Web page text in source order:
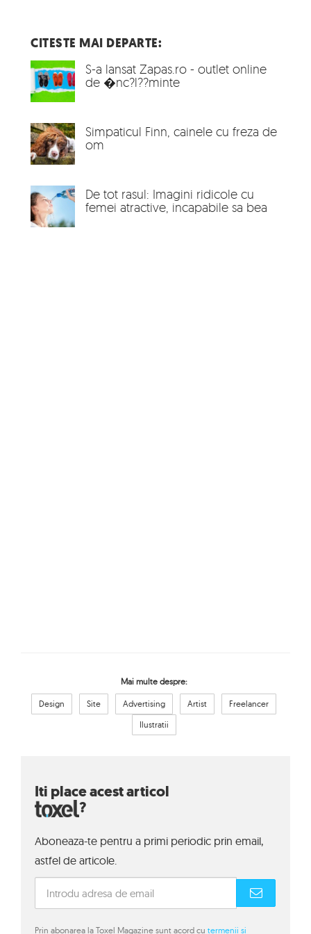
CITESTE MAI DEPARTE:
S-a lansat Zapas.ro - outlet online
de �nc?l??minte
Simpaticul Finn, cainele cu freza de
om
De tot rasul: Imagini ridicole cu
femei atractive, incapabile sa bea
Mai multe despre:
Design Site Advertising Artist
Freelancer
Ilustratii
Iti place acest articol
?
Aboneaza-te pentru a primi periodic prin email,
astfel de articole.
Prin abonarea la Toxel Magazine sunt acord cu termenii si